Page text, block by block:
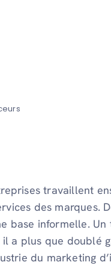
travaillent
des marques.
base informelle. Un
a plus que doublé
du marketing